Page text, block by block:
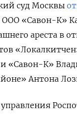
суд Москвы
«Савон-К»
ареста в
«Савон-К»
Антона